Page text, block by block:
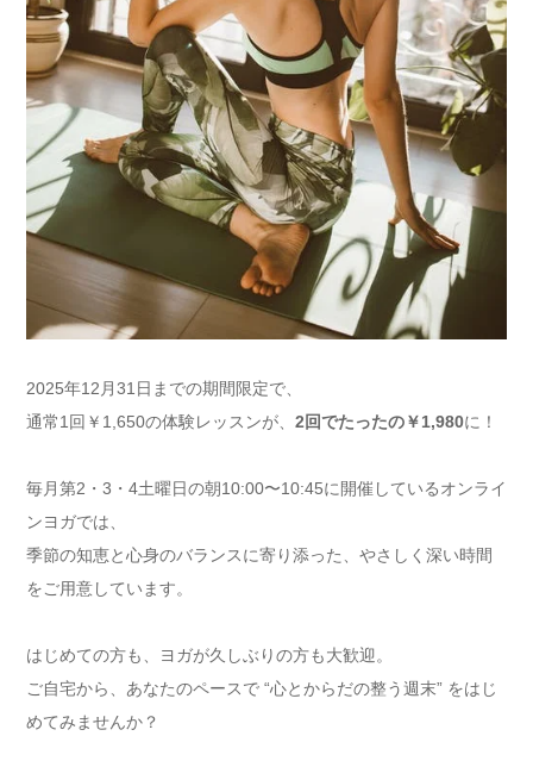
2025年12月31日までの期間限定で、
通常1回￥1,650の体験レッスンが、 2回でたったの￥1,980に！
毎月第2・3・4土曜日の朝10:00〜10:45に開催しているオンライ
ンヨガでは、
季節の知恵と心身のバランスに寄り添った、やさしく深い時間
をご用意しています。
はじめての方も、ヨガが久しぶりの方も大歓迎。
ご自宅から、あなたのペースで “心とからだの整う週末” をはじ
めてみませんか？